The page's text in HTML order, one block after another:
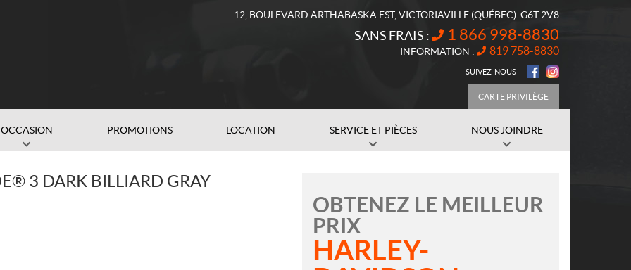
12, BOULEVARD ARTHABASKA EST, VICTORIAVILLE (QUÉBEC) G6T 2V8
SANS FRAIS : 1 866 998-8830
INFORMATION : 819 758-8830
SUIVEZ-NOUS
CARTE PRIVILÈGE
OCCASION PROMOTIONS LOCATION SERVICE ET PIÈCES NOUS JOINDRE
3 DARK BILLIARD GRAY
OBTENEZ LE MEILLEUR
PRIX
HARLEY-